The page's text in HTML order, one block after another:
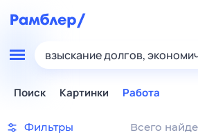
взыскание долгов,
Поиск Картинки Работа
Фильтры Всего